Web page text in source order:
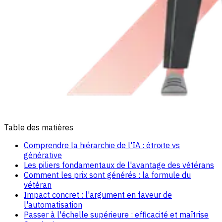
Table des matières
Comprendre la hiérarchie de l'IA : étroite vs
générative
Les piliers fondamentaux de l'avantage des vétérans
Comment les prix sont générés : la formule du
vétéran
Impact concret : l'argument en faveur de
l'automatisation
Passer à l'échelle supérieure : efficacité et maîtrise